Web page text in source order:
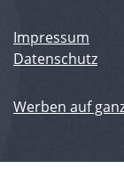
Impressum
Datenschutz
Werben auf